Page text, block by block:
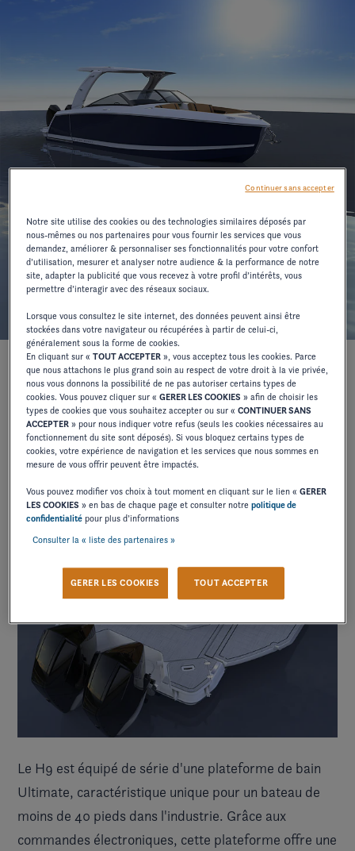
Combinant des caractéristiques uniques, la
personnalisation et des dispositions modulaires, le
H9incarne la sophistication de la gammeH-Series
Le H9 est équipé de série d'une plateforme de bain
Ultimate, caractéristique unique pour un bateau de
moins de 40 pieds dans l'industrie. Grâce aux
commandes électroniques, cette plateforme offre une
Notre site utilise des cookies ou des technologies similaires déposés par
nous-mêmes ou nos partenaires pour vous fournir les services que vous
demandez, améliorer & personnaliser ses fonctionnalités pour votre confort
d’utilisation, mesurer et analyser notre audience & la performance de notre
site, adapter la publicité que vous recevez à votre profil d’intérêts, vous
permettre d’interagir avec des réseaux sociaux.
Lorsque vous consultez le site internet, des données peuvent ainsi être
stockées dans votre navigateur ou récupérées à partir de celui-ci,
généralement sous la forme de cookies.
En cliquant sur «TOUT ACCEPTER », vous acceptez tous les cookies. Parce
que nous attachons le plus grand soin au respect de votre droit à la vie privée,
nous vous donnons la possibilité de ne pas autoriser certains types de
cookies. Vous pouvez cliquer sur «GERER LES COOKIES » afin de choisir les
types de cookies que vous souhaitez accepter ou sur «CONTINUER SANS
ACCEPTER » pour nous indiquer votre refus (seuls les cookies nécessaires au
fonctionnement du site sont déposés). Si vous bloquez certains types de
cookies, votre expérience de navigation et les services que nous sommes en
mesure de vous offrir peuvent être impactés.
Vous pouvez modifier vos choix à tout moment en cliquant sur le lien «GERER
LES COOKIES » en bas de chaque page et consulter notrepolitique de
confidentialité pour plus d’informations
Consulter la « liste des partenaires »
GERER LES COOKIES TOUT ACCEPTER
Continuer sans accepter